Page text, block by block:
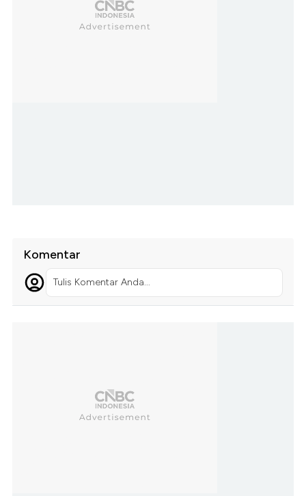
Komentar
Tulis Komentar Anda...